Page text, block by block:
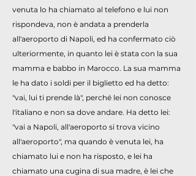
venuta lo ha chiamato al telefono e lui non
rispondeva, non è andata a prenderla
all'aeroporto di Napoli, ed ha confermato ciò
ulteriormente, in quanto lei è stata con la sua
mamma e babbo in Marocco. La sua mamma
le ha dato i soldi per il biglietto ed ha detto:
"vai, lui ti prende là", perché lei non conosce
l'italiano e non sa dove andare. Ha detto lei:
"vai a Napoli, all'aeroporto si trova vicino
all'aeroporto", ma quando è venuta lei, ha
chiamato lui e non ha risposto, e lei ha
chiamato una cugina di sua madre, è lei che